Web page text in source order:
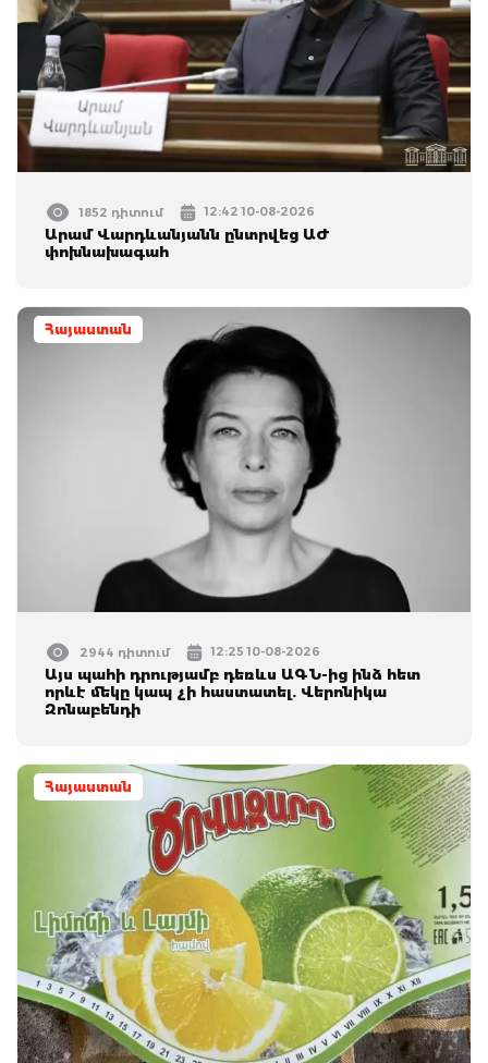
1852 դիտում 12:42 10-08-2026
Արամ Վարդևանյանն ընտրվեց ԱԺ
փոխնախագահ
Հայաստան
2944 դիտում 12:25 10-08-2026
Այս պահի դրությամբ դեռևս ԱԳՆ-ից ինձ հետ
որևէ մեկը կապ չի հաստատել. Վերոնիկա
Զոնաբենդի
Հայաստան